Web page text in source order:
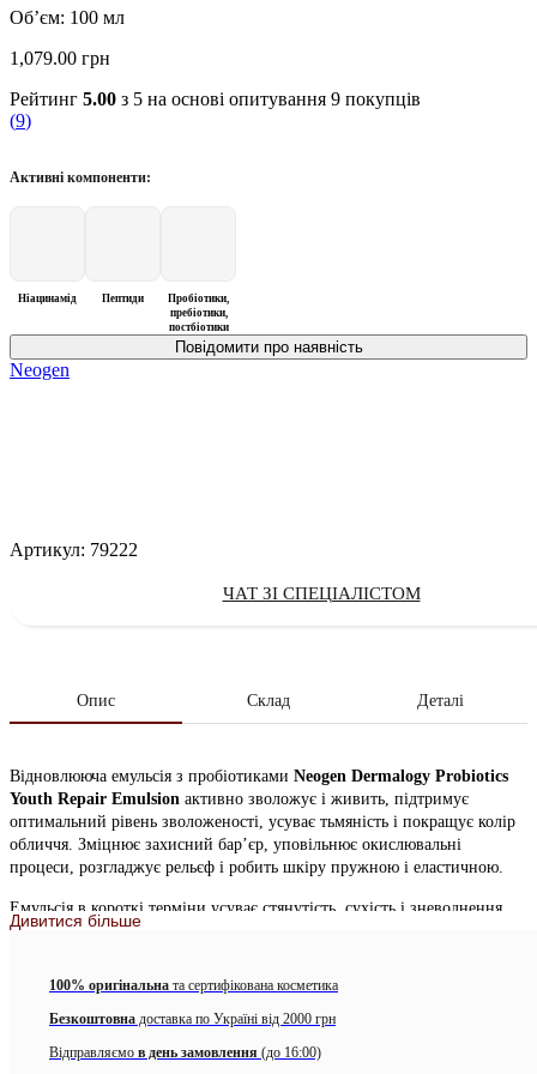
Об’єм: 100 мл
1,079.00 грн
Рейтинг 5.00 з 5 на основі опитування 9 покупців
(9)
Активні компоненти:
Ніацинамід Пептиди
Пробіотики,
пребіотики,
постбіотики
Neogen
Артикул: 79222
ЧАТ ЗІ СПЕЦІАЛІСТОМ
Опис Склад Деталі
Відновлююча емульсія з пробіотиками Neogen Dermalogy Probiotics
Youth Repair Emulsion активно зволожує і живить, підтримує
оптимальний рівень зволоженості, усуває тьмяність і покращує колір
обличчя. Зміцнює захисний бар’єр, уповільнює окислювальні
процеси, розгладжує рельєф і робить шкіру пружною і еластичною.
Емульсія в короткі терміни усуває стянутість, сухість і зневоднення,
насичує шкіру вологою, активізує обмін речовин і прискорює процеси
випаровуванню вологи і оберігає від агресивного впливу
ультрафіолету, вільних радикалів, забруднень, пилу та інших факторів
навколишнього середовища. Має м’яку освітлюючі дію, вирівнює тон,
надає шкірі м’яке природне сяйво.
Дивитися більше
100% оригінальна та сертифікована косметика
Безкоштовна доставка по Україні від 2000 грн
Відправляємо в день замовлення (до 16:00)